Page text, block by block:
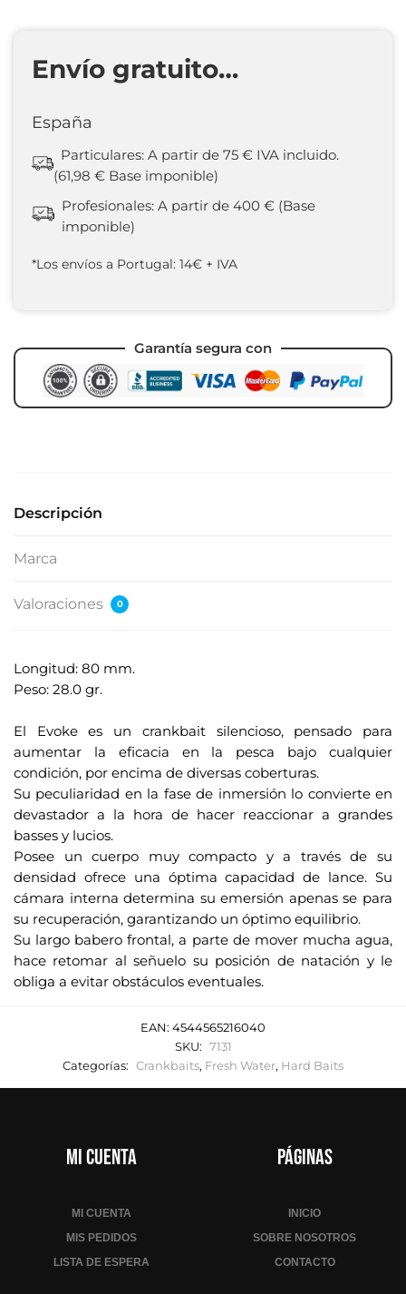
Envío gratuito…
España
Particulares: A partir de 75 € IVA incluido.
(61,98 € Base imponible)
Profesionales: A partir de 400 € (Base
imponible)
*Los envíos a Portugal: 14€ + IVA
Garantía segura con
Descripción
Marca
Valoraciones 0
Longitud: 80 mm.
Peso: 28.0 gr.
El Evoke es un crankbait silencioso, pensado para
aumentar la eficacia en la pesca bajo cualquier
condición, por encima de diversas coberturas.
Su peculiaridad en la fase de inmersión lo convierte en
devastador a la hora de hacer reaccionar a grandes
basses y lucios.
Posee un cuerpo muy compacto y a través de su
densidad ofrece una óptima capacidad de lance. Su
cámara interna determina su emersión apenas se para
su recuperación, garantizando un óptimo equilibrio.
Su largo babero frontal, a parte de mover mucha agua,
hace retomar al señuelo su posición de natación y le
obliga a evitar obstáculos eventuales.
EAN: 4544565216040
SKU: 7131
Categorías: Crankbaits, Fresh Water, Hard Baits
Mi cuenta
MI CUENTA
MIS PEDIDOS
LISTA DE ESPERA
Páginas
INICIO
SOBRE NOSOTROS
CONTACTO